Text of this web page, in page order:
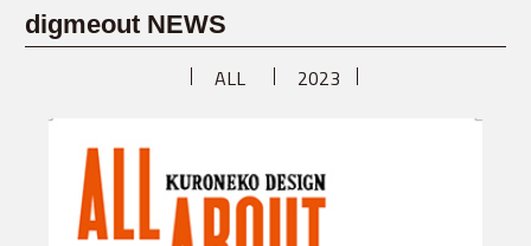
digmeout NEWS
ALL 2023